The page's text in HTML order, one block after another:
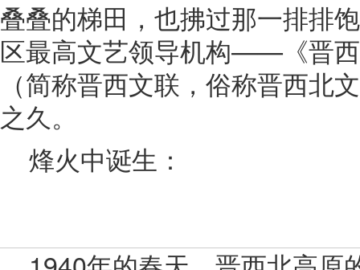
叠叠的梯田，也拂过那一排排
区最高文艺领导机构——《晋
（简称晋西文联，俗称晋西北
之久。
烽火中诞生：